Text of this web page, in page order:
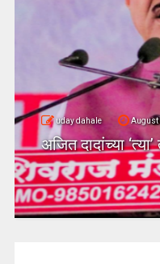
uday dahale August
अजित दादांच्या